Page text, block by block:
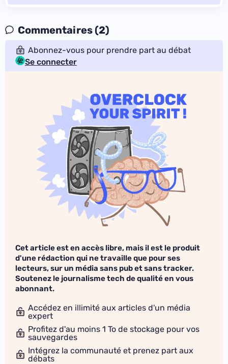
Commentaires (2)
Abonnez-vous pour prendre part au débat
Se connecter
Cet article est en accès libre, mais il est le produit
d'une rédaction qui ne travaille que pour ses
lecteurs, sur un média sans pub et sans tracker.
Soutenez le journalisme tech de qualité en vous
abonnant.
Accédez en illimité aux articles d'un média
expert
Profitez d'au moins 1 To de stockage pour vos
sauvegardes
Intégrez la communauté et prenez part aux
débats